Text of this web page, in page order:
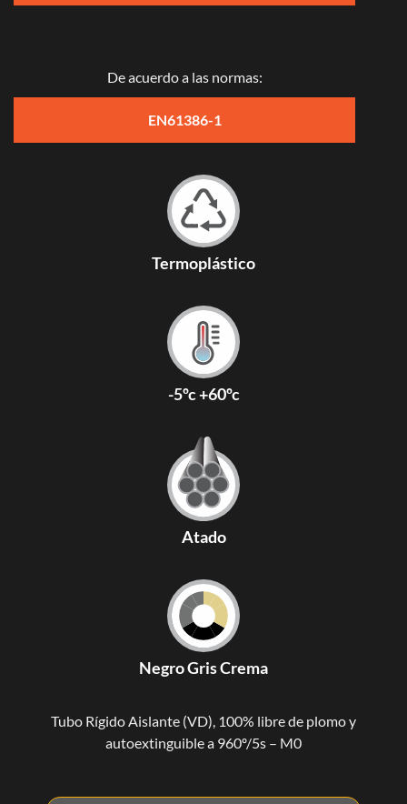
De acuerdo a las normas:
EN61386-1
Termoplástico
-5ºc +60ºc
Atado
Negro Gris Crema
Tubo Rígido Aislante (VD), 100% libre de plomo y
autoextinguible a 960º/5s – M0